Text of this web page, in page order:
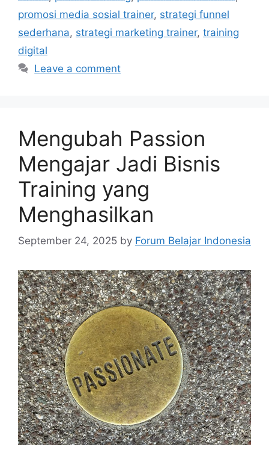
promosi media sosial trainer, strategi funnel
sederhana, strategi marketing trainer, training
digital
Leave a comment
Mengubah Passion
Mengajar Jadi Bisnis
Training yang
Menghasilkan
September 24, 2025 by Forum Belajar Indonesia